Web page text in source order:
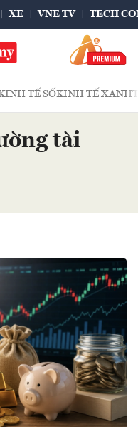
XE VNE TV TECH
TẾ SỐKINH TẾ XANH
tài